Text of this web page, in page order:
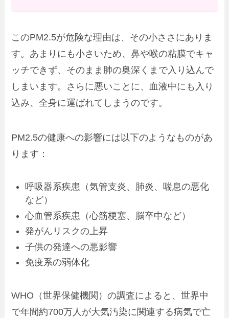
このPM2.5が危険な理由は、その小ささにありま
す。あまりにも小さいため、鼻や喉の粘膜でキャ
ッチできず、そのまま肺の奥深くまで入り込んで
しまいます。さらに悪いことに、血液中にも入り
込み、全身に運ばれてしまうのです。
PM2.5の健康への影響には以下のようなものがあ
ります：
呼吸器系疾患（気管支炎、肺炎、喘息の悪化
など）
心血管系疾患（心筋梗塞、脳卒中など）
発がんリスクの上昇
子供の発達への悪影響
免疫系の弱体化
WHO（世界保健機関）の調査によると、世界中
で年間約700万人が大気汚染に関連する病気で亡